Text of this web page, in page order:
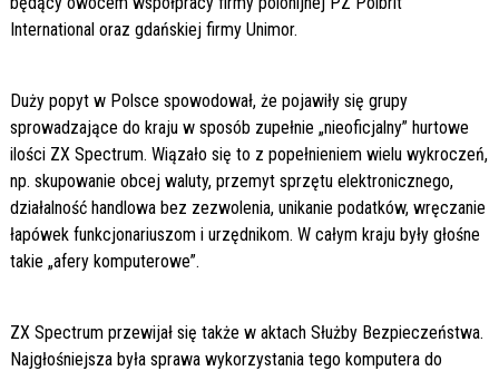
International oraz gdańskiej firmy Unimor.
Duży popyt w Polsce spowodował, że pojawiły się grupy
sprowadzające do kraju w sposób zupełnie „nieoficjalny” hurtowe
ilości ZX Spectrum. Wiązało się to z popełnieniem wielu wykroczeń,
np. skupowanie obcej waluty, przemyt sprzętu elektronicznego,
działalność handlowa bez zezwolenia, unikanie podatków, wręczanie
łapówek funkcjonariuszom i urzędnikom. W całym kraju były głośne
takie „afery komputerowe”.
ZX Spectrum przewijał się także w aktach Służby Bezpieczeństwa.
Najgłośniejsza była sprawa wykorzystania tego komputera do